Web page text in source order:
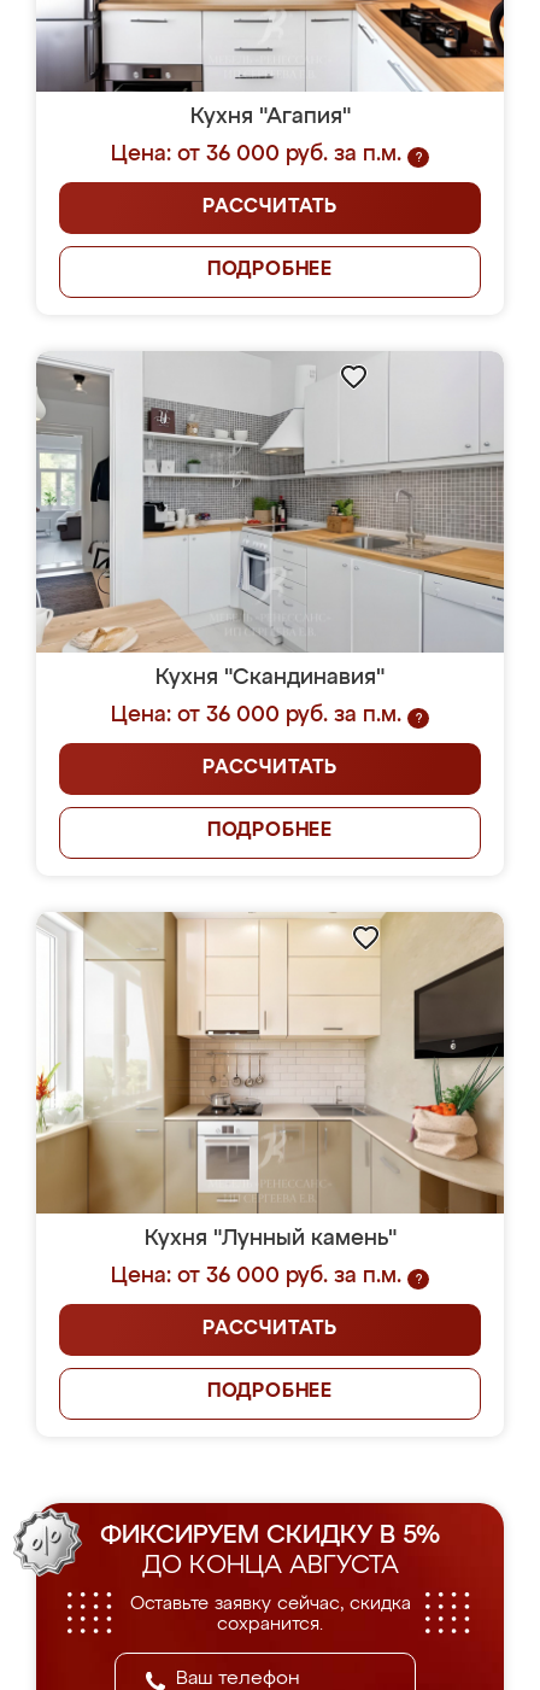
Кухня "Агапия"
Цена: от 36 000 руб. за п.м.
?
РАССЧИТАТЬ
ПОДРОБНЕЕ
Кухня "Скандинавия"
Цена: от 36 000 руб. за п.м.
?
РАССЧИТАТЬ
ПОДРОБНЕЕ
Кухня "Лунный камень"
Цена: от 36 000 руб. за п.м.
?
РАССЧИТАТЬ
ПОДРОБНЕЕ
ФИКСИРУЕМ СКИДКУ В 5%
ДО КОНЦА АВГУСТА
Оставьте заявку сейчас, скидка
сохранится.